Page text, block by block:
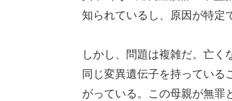
知られているし、原因が特定
しかし、問題は複雑だ。亡く
同じ変異遺伝子を持ってい
がっている。この母親が無罪